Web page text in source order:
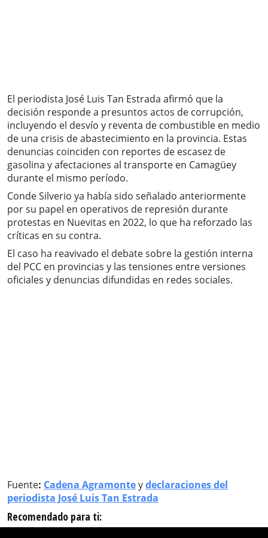
El periodista José Luis Tan Estrada afirmó que la
decisión responde a presuntos actos de corrupción,
incluyendo el desvío y reventa de combustible en medio
de una crisis de abastecimiento en la provincia. Estas
denuncias coinciden con reportes de escasez de
gasolina y afectaciones al transporte en Camagüey
durante el mismo período.
Conde Silverio ya había sido señalado anteriormente
por su papel en operativos de represión durante
protestas en Nuevitas en 2022, lo que ha reforzado las
críticas en su contra.
El caso ha reavivado el debate sobre la gestión interna
del PCC en provincias y las tensiones entre versiones
oficiales y denuncias difundidas en redes sociales.
Fuente: Cadena Agramonteydeclaraciones del
periodista José Luis Tan Estrada
Recomendado para ti: